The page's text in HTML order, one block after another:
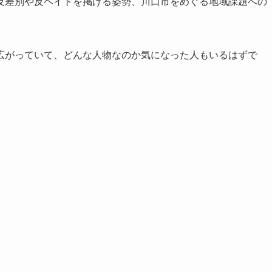
っていて、どんな人物なのか気になった人もいるはずで